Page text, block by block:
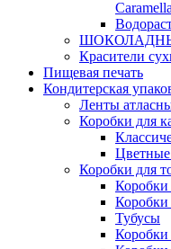
Caramella
Красители
Пищевая печать
Кондитерская
Ленты
Коробки для
Цветные
Коробки для
Коробки
Коробки
Тубусы
Коробки